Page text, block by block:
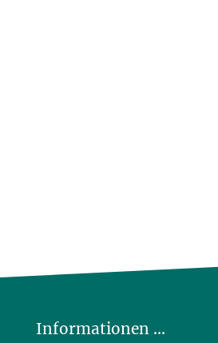
Informationen ...